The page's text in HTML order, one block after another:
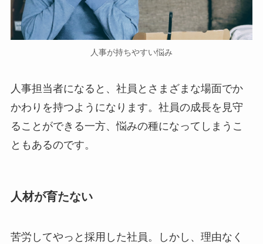
人事が持ちやすい悩み
人事担当者になると、社員とさまざまな場面でか
かわりを持つようになります。社員の成長を見守
ることができる一方、悩みの種になってしまうこ
ともあるのです。
人材が育たない
苦労してやっと採用した社員。しかし、理由なく